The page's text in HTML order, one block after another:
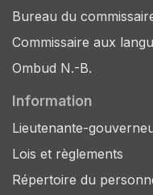
Bureau du
Commissaire aux
Ombud N.-B.
Information
Lieutenante-
Lois et règlements
Répertoire du